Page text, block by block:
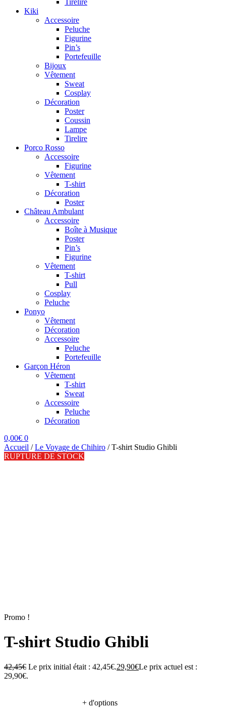
Tirelire
Kiki
Accessoire
Peluche
Figurine
Pin’s
Portefeuille
Bijoux
Vêtement
Sweat
Cosplay
Décoration
Poster
Coussin
Lampe
Tirelire
Porco Rosso
Accessoire
Figurine
Vêtement
T-shirt
Décoration
Poster
Château Ambulant
Accessoire
Boîte à Musique
Poster
Pin’s
Figurine
Vêtement
T-shirt
Pull
Cosplay
Peluche
Ponyo
Vêtement
Décoration
Accessoire
Peluche
Portefeuille
Garçon Héron
Vêtement
T-shirt
Sweat
Accessoire
Peluche
Décoration
0,00€ 0
Accueil /Le Voyage de Chihiro /T-shirt Studio Ghibli
RUPTURE DE STOCK
Promo !
T-shirt Studio Ghibli
42,45€ Le prix initial était : 42,45€.29,90€Le prix actuel est :
29,90€.
+ d'options